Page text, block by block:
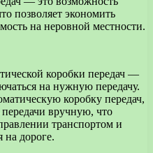
позволяет экономить
на неровной местности.
коробки передач —
на нужную передачу.
коробку передач,
передачи вручную, что
транспортом и
дороге.